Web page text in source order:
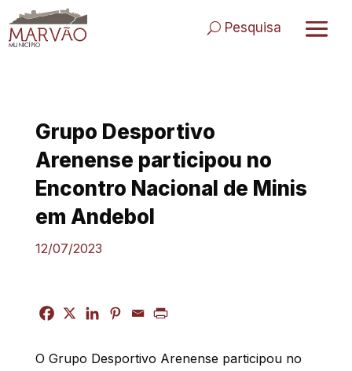
to
content
Pesquisa
Grupo Desportivo
Arenense participou no
Encontro Nacional de Minis
em Andebol
12/07/2023
O Grupo Desportivo Arenense participou no